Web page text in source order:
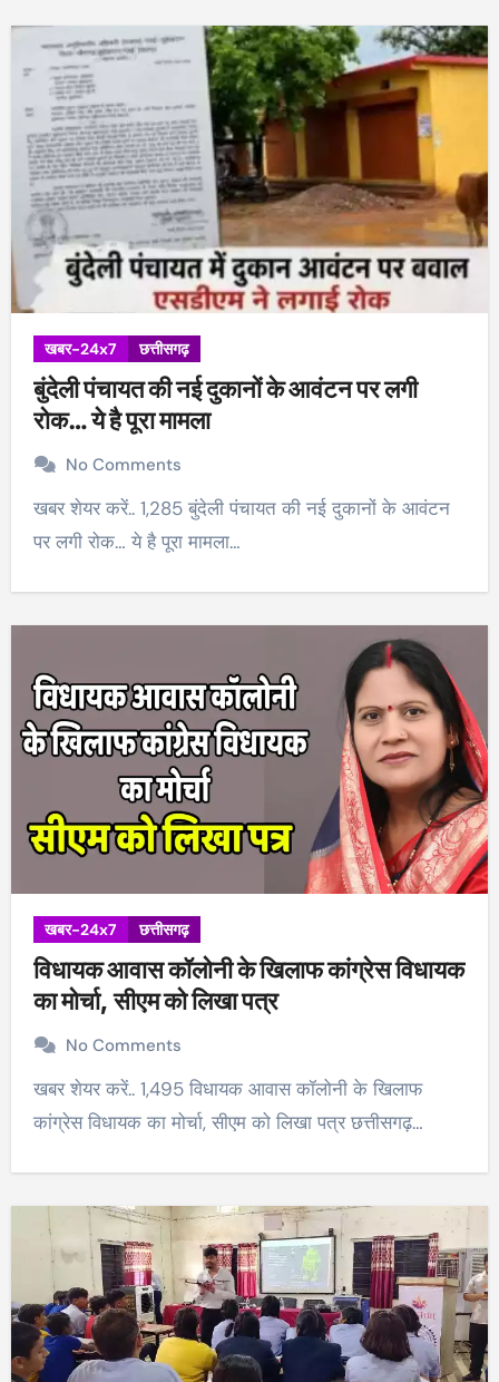
खबर-24x7 छत्तीसगढ़
बुंदेली पंचायत की नई दुकानों के आवंटन पर लगी
रोक… ये है पूरा मामला
No Comments
खबर शेयर करें.. 1,285 बुंदेली पंचायत की नई दुकानों के आवंटन
पर लगी रोक… ये है पूरा मामला…
खबर-24x7 छत्तीसगढ़
विधायक आवास कॉलोनी के खिलाफ कांग्रेस विधायक
का मोर्चा, सीएम को लिखा पत्र
No Comments
खबर शेयर करें.. 1,495 विधायक आवास कॉलोनी के खिलाफ
कांग्रेस विधायक का मोर्चा, सीएम को लिखा पत्र छत्तीसगढ़…